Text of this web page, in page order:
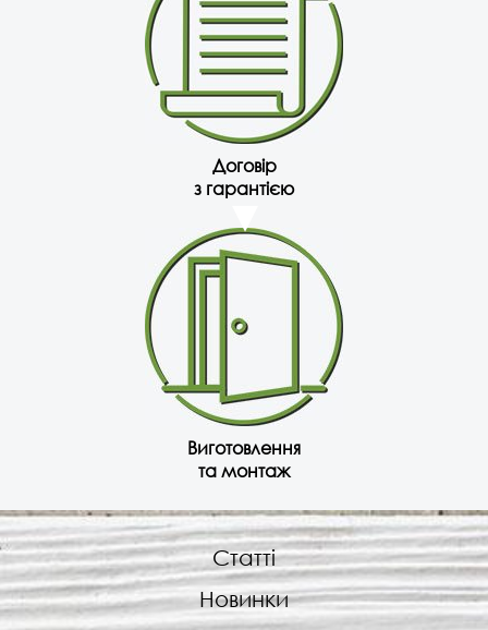
Договір
з гарантією
Виготовлення
та монтаж
Статті
Новинки